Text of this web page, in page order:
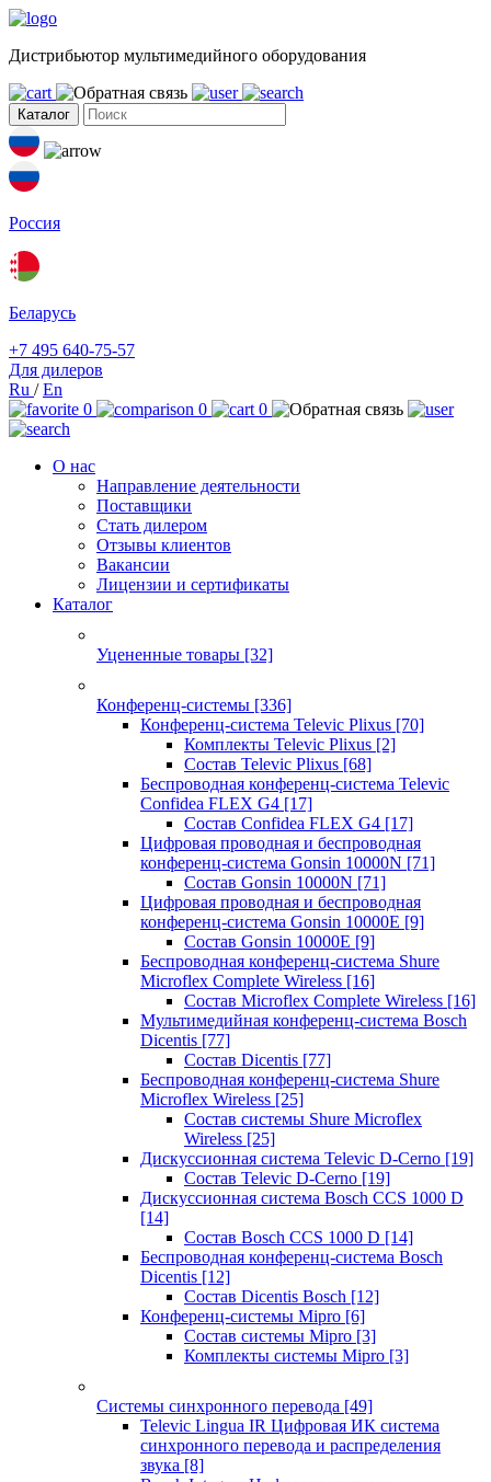
Дистрибьютор мультимедийного оборудования
Каталог
Россия
Беларусь
+7 495 640-75-57
Для дилеров
Ru /En
0
0 0
О нас
Направление деятельности
Поставщики
Стать дилером
Отзывы клиентов
Вакансии
Лицензии и сертификаты
Каталог
Уцененные товары [32]
Конференц-системы [336]
Конференц-система Televic Plixus [70]
Комплекты Televic Plixus [2]
Состав Televic Plixus [68]
Беспроводная конференц-система Televic
Confidea FLEX G4 [17]
Состав Confidea FLEX G4 [17]
Цифровая проводная и беспроводная
конференц-система Gonsin 10000N [71]
Состав Gonsin 10000N [71]
Цифровая проводная и беспроводная
конференц-система Gonsin 10000E [9]
Состав Gonsin 10000E [9]
Беспроводная конференц-система Shure
Microflex Complete Wireless [16]
Состав Microflex Complete Wireless [16]
Мультимедийная конференц-система Bosch
Dicentis [77]
Состав Dicentis [77]
Беспроводная конференц-система Shure
Microflex Wireless [25]
Состав системы Shure Microflex
Wireless [25]
Дискуссионная система Televic D-Cerno [19]
Состав Televic D-Cerno [19]
Дискуссионная система Bosch CCS 1000 D
[14]
Состав Bosch CCS 1000 D [14]
Беспроводная конференц-система Bosch
Dicentis [12]
Состав Dicentis Bosch [12]
Конференц-системы Mipro [6]
Состав системы Mipro [3]
Комплекты системы Mipro [3]
Системы синхронного перевода [49]
Televic Lingua IR Цифровая ИК система
синхронного перевода и распределения
звука [8]